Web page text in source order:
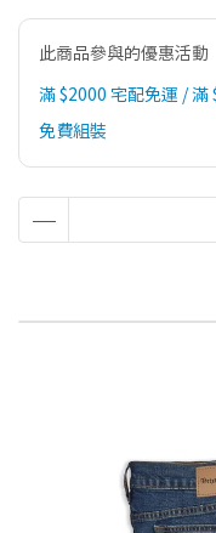
此商品參與的優惠活動
滿 $2000 宅配免運 / 滿
免費組裝